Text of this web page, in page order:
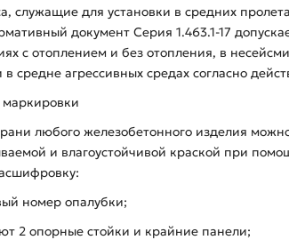
служащие для установки в средних
документ Серия 1.463.1-17
с отоплением и без отопления, в
в средне агрессивных средах согласно
любого железобетонного изделия
и влагоустойчивой краской при
номер опалубки;
2 опорные стойки и крайние панели;